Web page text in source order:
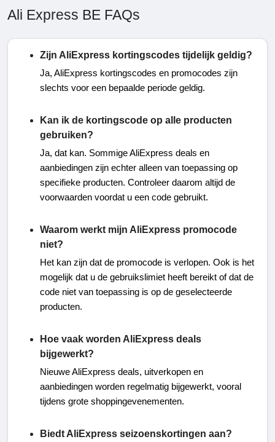
Ali Express BE FAQs
Zijn AliExpress kortingscodes tijdelijk geldig?
Ja, AliExpress kortingscodes en promocodes zijn
slechts voor een bepaalde periode geldig.
Kan ik de kortingscode op alle producten
gebruiken?
Ja, dat kan. Sommige AliExpress deals en
aanbiedingen zijn echter alleen van toepassing op
specifieke producten. Controleer daarom altijd de
voorwaarden voordat u een code gebruikt.
Waarom werkt mijn AliExpress promocode
niet?
Het kan zijn dat de promocode is verlopen. Ook is het
mogelijk dat u de gebruikslimiet heeft bereikt of dat de
code niet van toepassing is op de geselecteerde
producten.
Hoe vaak worden AliExpress deals
bijgewerkt?
Nieuwe AliExpress deals, uitverkopen en
aanbiedingen worden regelmatig bijgewerkt, vooral
tijdens grote shoppingevenementen.
Biedt AliExpress seizoenskortingen aan?